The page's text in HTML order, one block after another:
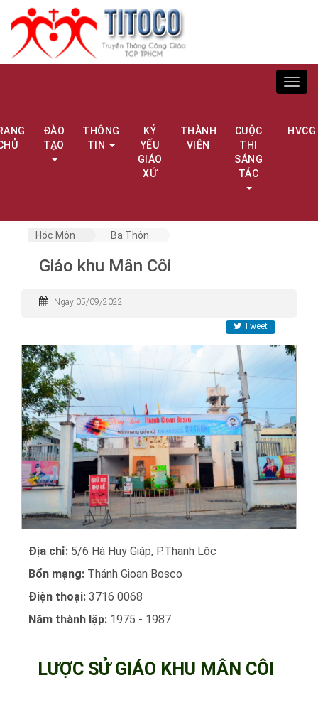
ĐÀO
TẠO
THÔNG
TIN
KỶ
YẾU
GIÁO
XỨ
THÀNH
VIÊN
CUỘC
THI
SÁNG
TÁC
HVCG
Hóc Môn Ba Thôn
Giáo khu Mân Côi
Ngày 05/09/2022
Tweet
Địa chỉ: 5/6 Hà Huy Giáp, P.Thạnh Lộc
Bổn mạng: Thánh Gioan Bosco
Điện thoại: 3716 0068
Năm thành lập: 1975 - 1987
LƯỢC SỬ GIÁO KHU MÂN CÔI